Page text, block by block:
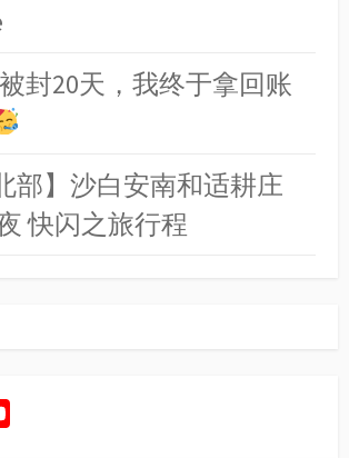
封20天，我终于拿回账
部】沙白安南和适耕庄
快闪之旅行程